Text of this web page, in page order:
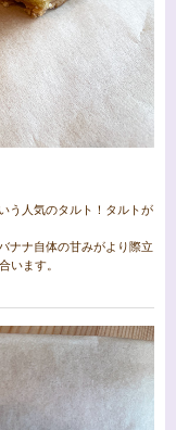
う人気のタルト！タルトが
ナナ自体の甘みがより際立
います。